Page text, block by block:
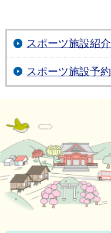
スポーツ施設紹介
スポーツ施設予約